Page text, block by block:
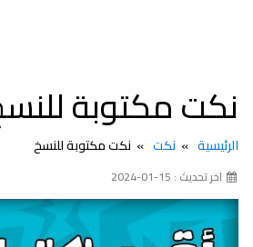
نكت مكتوبة
الرئيسية نكت نكت مكتوبة للنسخ
اخر تحديث : 15-01-2024